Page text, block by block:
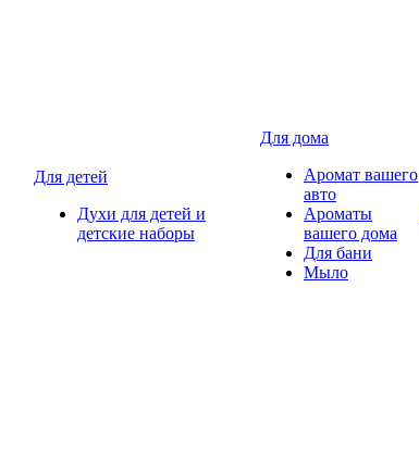
Для детей
Духи для детей и
детские наборы
Для дома
Аромат вашего
авто
Ароматы
вашего дома
Для бани
Мыло